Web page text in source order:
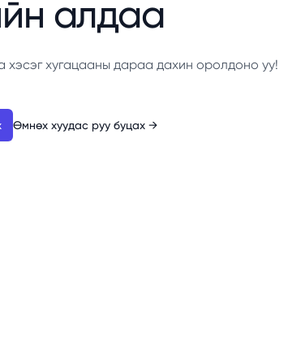
алдаа
хэсэг хугацааны дараа дахин оролдоно уу!
Өмнөх хуудас руу буцах →